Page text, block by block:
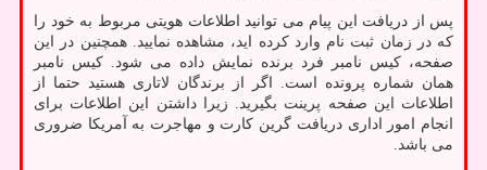
پس از دریافت این پیام می توانید اطلاعات هویتی مربوط به خود را
که در زمان ثبت نام وارد کرده اید، مشاهده نمایید. همچنین در این
صفحه، کیس نامبر فرد برنده نمایش داده می شود. کیس نامبر
همان شماره پرونده است. اگر از برندگان لاتاری هستید حتما از
اطلاعات این صفحه پرینت بگیرید. زیرا داشتن این اطلاعات برای
انجام امور اداری دریافت گرین کارت و مهاجرت به آمریکا ضروری
می باشد.